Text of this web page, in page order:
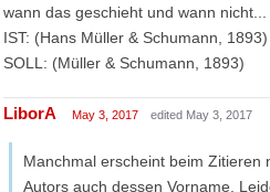
wann das geschieht und wann
IST: (Hans Müller & Schumann, 1893)
SOLL: (Müller & Schumann, 1893)
LiborA May 3, 2017 edited May 3, 2017
Manchmal erscheint beim Zitieren
Autors auch dessen Vorname.